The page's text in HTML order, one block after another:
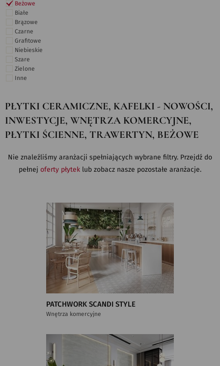
Beżowe
Białe
Brązowe
Czarne
Grafitowe
Niebieskie
Szare
Zielone
Inne
PŁYTKI CERAMICZNE, KAFELKI - NOWOŚCI,
INWESTYCJE, WNĘTRZA KOMERCYJNE,
PŁYTKI ŚCIENNE, TRAWERTYN, BEŻOWE
Nie znaleźliśmy aranżacji spełniających wybrane filtry. Przejdź do
pełnej oferty płytek lub zobacz nasze pozostałe aranżacje.
PATCHWORK SCANDI STYLE
Wnętrza komercyjne